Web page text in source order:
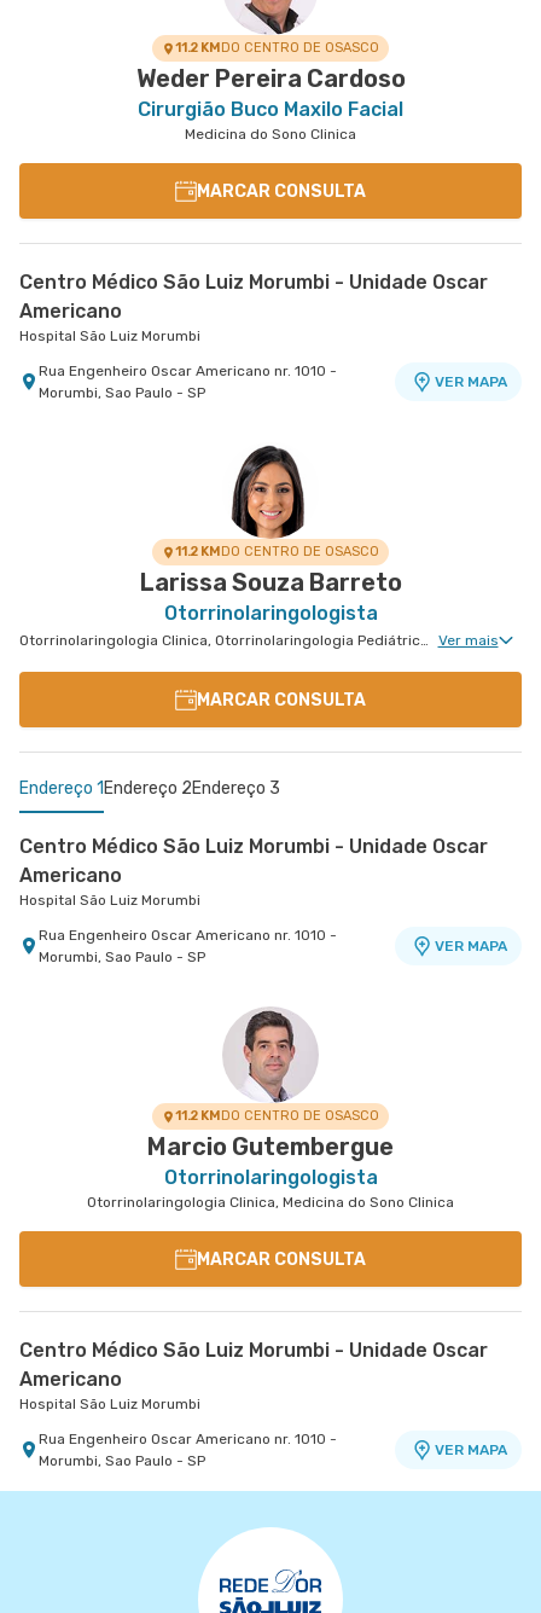
11.2 KMDO CENTRO DE OSASCO
Weder Pereira Cardoso
Cirurgião Buco Maxilo Facial
Medicina do Sono Clinica
MARCAR CONSULTA
Centro Médico São Luiz Morumbi - Unidade Oscar
Americano
Hospital São Luiz Morumbi
Rua Engenheiro Oscar Americano nr. 1010 -
Morumbi, Sao Paulo - SP
VER MAPA
11.2 KMDO CENTRO DE OSASCO
Larissa Souza Barreto
Otorrinolaringologista
Otorrinolaringologia Clinica, Otorrinolaringologia Pediátrica, Medicina do Sono Clinica Ver mais
MARCAR CONSULTA
Endereço 1 Endereço 2Endereço 3
Centro Médico São Luiz Morumbi - Unidade Oscar
Americano
Hospital São Luiz Morumbi
Rua Engenheiro Oscar Americano nr. 1010 -
Morumbi, Sao Paulo - SP
VER MAPA
Rua Dona Veridiana nr. 311 - Vila Buarque, Sao
Hospital e Maternidade São Luiz Anália Franco
Rua Francisco Marengo nr. 955 Térreo e 11°
Andar - Tatuape, Sao Paulo - SP
11.2 KMDO CENTRO DE OSASCO
Marcio Gutembergue
Otorrinolaringologista
Otorrinolaringologia Clinica, Medicina do Sono Clinica
MARCAR CONSULTA
Centro Médico São Luiz Morumbi - Unidade Oscar
Americano
Hospital São Luiz Morumbi
Rua Engenheiro Oscar Americano nr. 1010 -
Morumbi, Sao Paulo - SP
VER MAPA